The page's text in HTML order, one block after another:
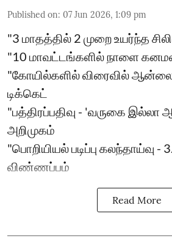
Published on: 07 Jun 2026, 1:09 pm
"3 மாதத்தில் 2 முறை உயர்ந்த
"10 மாவட்டங்களில் நாளை
"கோயில்களில் விரைவில்
டிக்கெட்
"பத்திரப்பதிவு - 'வருகை இல்லா
அறிமுகம்
"பொறியியல் படிப்பு கலந்தாய்வு -
விண்ணப்பம்
Read More